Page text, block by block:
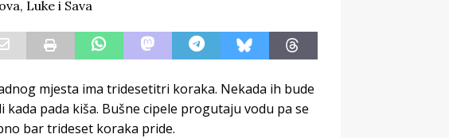
I
mjesta ima tridesetitri koraka. Nekada ih bude
pada kiša. Bušne cipele progutaju vodu pa se
bar trideset koraka pride.